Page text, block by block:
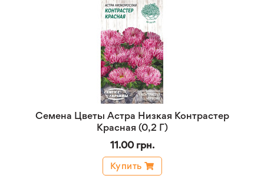
Семена Цветы Астра Низкая Контрастер
Красная (0,2 Г)
11.00 грн.
Купить